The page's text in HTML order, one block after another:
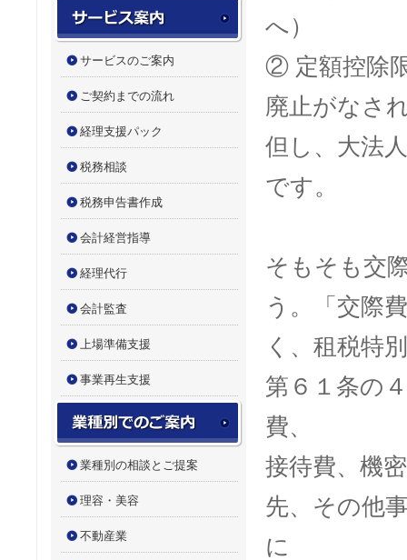
サービスのご案内
ご契約までの流れ
経理支援パック
税務相談
税務申告書作成
会計経営指導
経理代行
会計監査
上場準備支援
事業再生支援
業種別の相談とご提案
理容・美容
不動産業
へ）
② 定額控除
廃止がなさ
但し、大法
です。
そもそも交
う。「交際
く、租税特
第６１条の
費、
接待費、機
先、その他
に